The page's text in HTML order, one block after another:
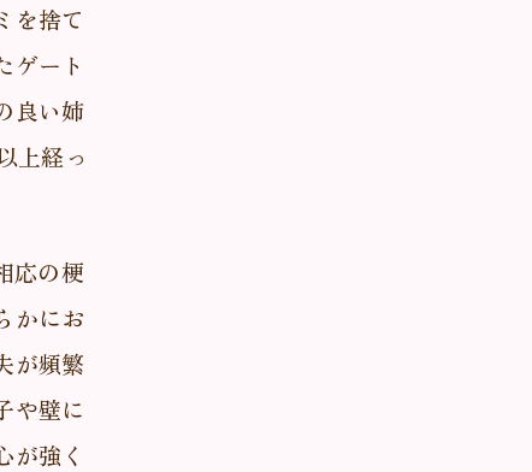
を捨て
ゲート
良い姉
上経っ
応の梗
かにお
が頻繁
や壁に
強く